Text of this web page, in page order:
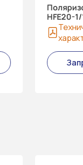
HFE20-